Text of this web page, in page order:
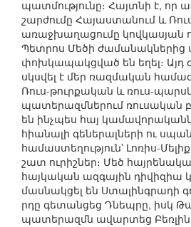
պատմությունը։ Հայտնի է,
շարժումը Հայաստանում և
առաջխաղացումը կովկասյան
Պետրոս Մեծի ժամանակներից
փոխկապակցված են եղել։ Այդ
սկսվել է մեր ռազմական
Ռուս-թուրքական և ռուս-
պատերազմներում ռուսական
են ինչպես հայ
հիանալի գեներալների ու
համաստեղություն՝ Լոռիս-
շատ ուրիշներ։ Մեծ
հայկական ազգային դիվիզիա
մասնակցել են Ստալինգրադի
րդը գետանցեց Դնեպրը, իսկ
պատերազմն ավարտեց